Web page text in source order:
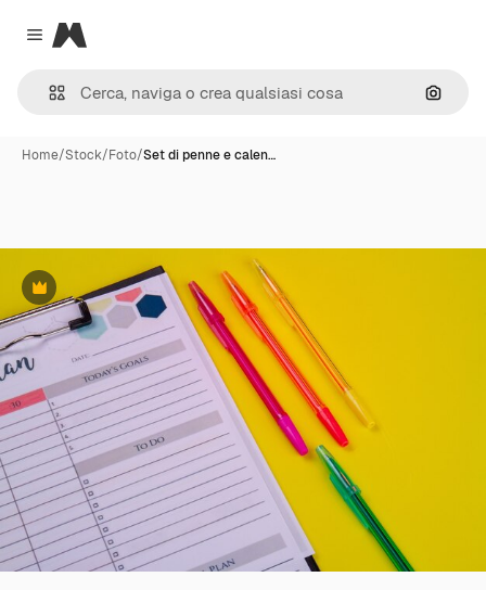
Close menu
Magnific
Cerca
Home/Stock/Foto/Set di penne e calen…
Premium